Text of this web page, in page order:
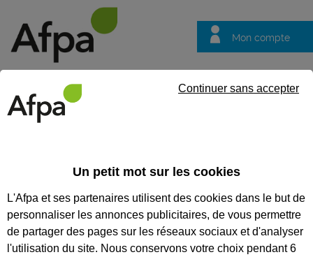
Mon compte
questions
Recruter en alternance
Des services sur-
mesure pour votre
besoin en
Un petit mot sur les cookies
L'Afpa et ses partenaires utilisent des cookies dans le but de
personnaliser les annonces publicitaires, de vous permettre
de partager des pages sur les réseaux sociaux et d'analyser
l'utilisation du site. Nous conservons votre choix pendant 6
Continuer sans accepter